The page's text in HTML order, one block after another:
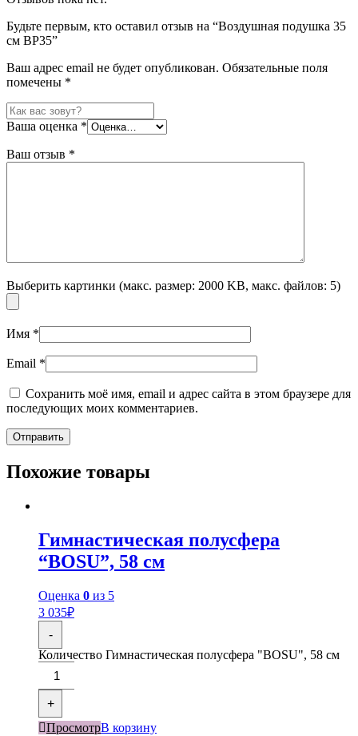
Будьте первым, кто оставил отзыв на “Воздушная подушка 35
см BP35”
Ваш адрес email не будет опубликован. Обязательные поля
помечены *
Ваша оценка *
Ваш отзыв *
Выберить картинки (макс. размер: 2000 KB, макс. файлов: 5)
Имя *
Email *
Сохранить моё имя, email и адрес сайта в этом браузере для
последующих моих комментариев.
Похожие товары
Гимнастическая полусфера
“BOSU”, 58 см
Оценка 0 из 5
3 035₽
-
Количество Гимнастическая полусфера "BOSU", 58 см
+
ПросмотрВ корзину